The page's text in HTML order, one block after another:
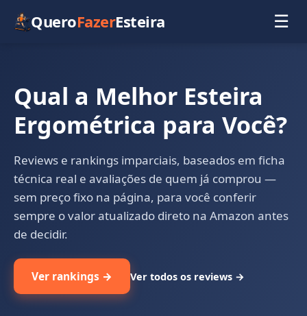
QueroFazerEsteira ☰
Qual a Melhor Esteira
Ergométrica para Você?
Reviews e rankings imparciais, baseados em ficha
técnica real e avaliações de quem já comprou —
sem preço fixo na página, para você conferir
sempre o valor atualizado direto na Amazon antes
de decidir.
Ver rankings → Ver todos os reviews →